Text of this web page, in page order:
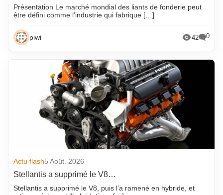
Présentation Le marché mondial des liants de fonderie peut
être défini comme l’industrie qui fabrique […]
piwi 42 0
Actu flash5 Août. 2026
Stellantis a supprimé le V8…
Stellantis a supprimé le V8, puis l’a ramené en hybride, et